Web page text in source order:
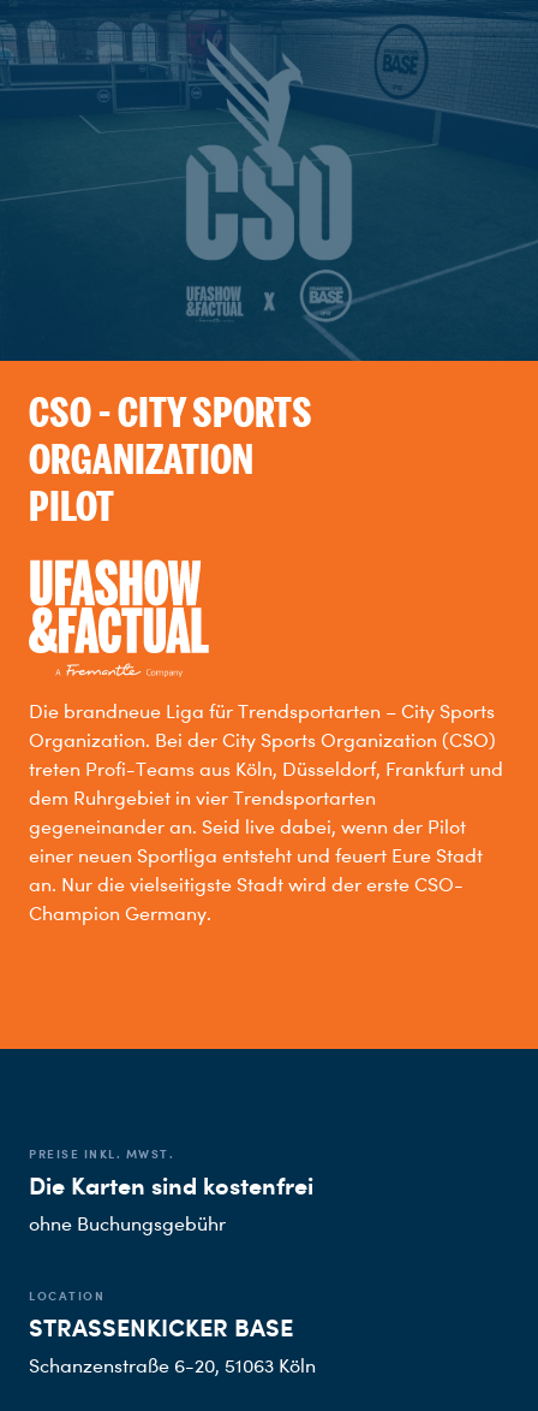
CSO - CITY SPORTS
ORGANIZATION
PILOT
Die brandneue Liga für Trendsportarten – City Sports
Organization. Bei der City Sports Organization (CSO)
treten Profi-Teams aus Köln, Düsseldorf, Frankfurt und
dem Ruhrgebiet in vier Trendsportarten
gegeneinander an. Seid live dabei, wenn der Pilot
einer neuen Sportliga entsteht und feuert Eure Stadt
an. Nur die vielseitigste Stadt wird der erste CSO-
Champion Germany.
PREISE INKL. MWST.
Die Karten sind kostenfrei
ohne Buchungsgebühr
LOCATION
STRASSENKICKER BASE
Schanzenstraße 6-20, 51063 Köln